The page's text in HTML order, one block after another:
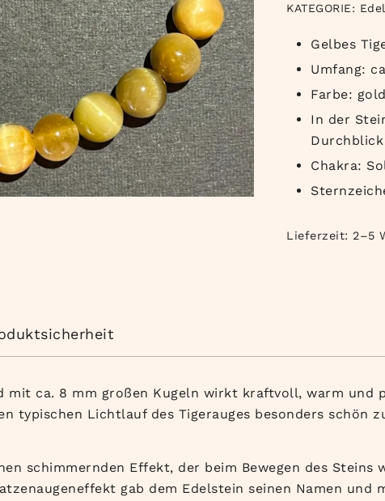
KATEGORIE:
Gelbes
Umfang:
Farbe:
In der
Chakra:
Lieferzeit: 2–5
mit ca. 8 mm großen Kugeln wirkt kraftvoll, warm und
typischen Lichtlauf des Tigerauges besonders schön
schimmernden Effekt, der beim Bewegen des Steins
gab dem Edelstein seinen Namen und